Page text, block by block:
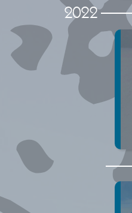
2022